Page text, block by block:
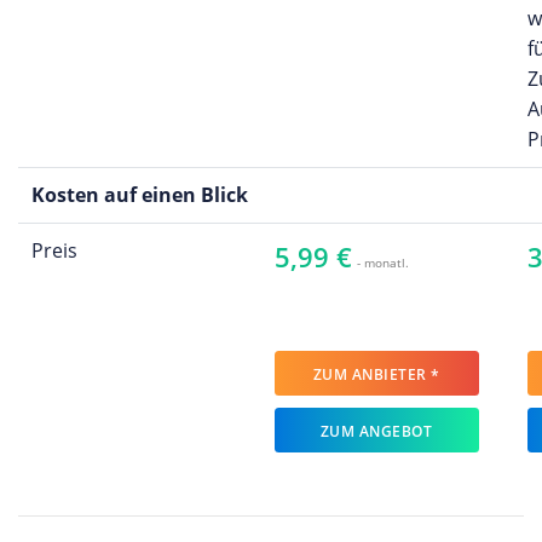
Kosten auf einen Blick
Preis 5,99 € - monatl.
ZUM ANBIETER *
ZUM ANGEBOT